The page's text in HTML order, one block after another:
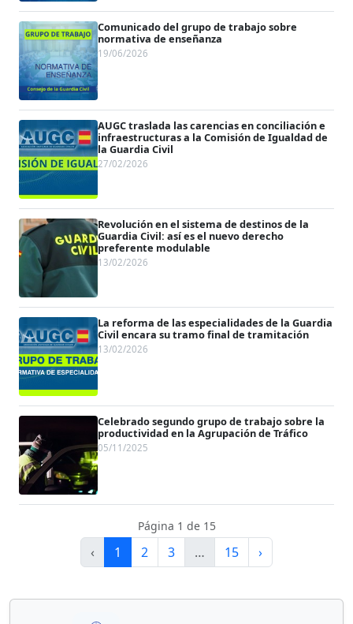
Comunicado del grupo de trabajo sobre
normativa de enseñanza
19/06/2026
AUGC traslada las carencias en conciliación e
infraestructuras a la Comisión de Igualdad de
la Guardia Civil
27/02/2026
Revolución en el sistema de destinos de la
Guardia Civil: así es el nuevo derecho
preferente modulable
13/02/2026
La reforma de las especialidades de la Guardia
Civil encara su tramo final de tramitación
13/02/2026
Celebrado segundo grupo de trabajo sobre la
productividad en la Agrupación de Tráfico
05/11/2025
Página 1 de 15
‹ 1 2 3 … 15 ›